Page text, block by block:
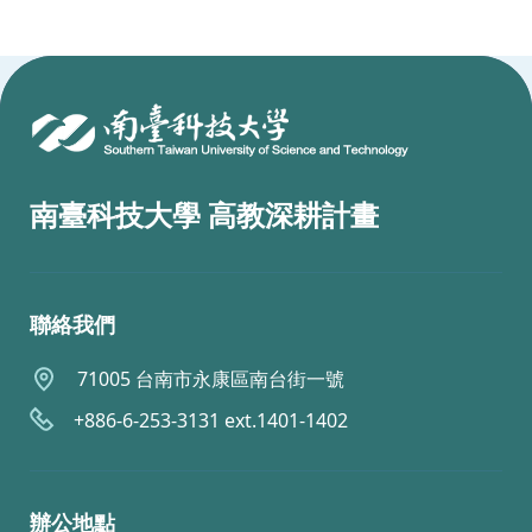
南臺科技大學 高教深耕計畫
聯絡我們
71005 台南市永康區南台街一號
+886-6-253-3131 ext.1401-1402
辦公地點